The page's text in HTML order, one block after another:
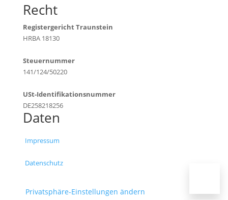
Recht
Registergericht Traunstein
HRBA 18130
Steuernummer
141/124/50220
USt-Identifikationsnummer
DE258218256
Daten
Impressum
Datenschutz
Privatsphäre-Einstellungen ändern